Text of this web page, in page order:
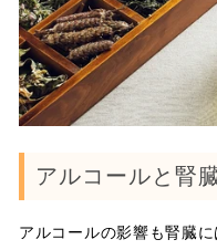
アルコールと腎
アルコールの影響も腎臓